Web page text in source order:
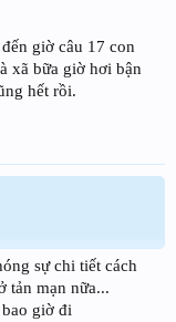
giờ câu 17 con
xã bữa giờ hơi bận
hết rồi.
sự chi tiết cách
tản mạn nữa...
giờ đi